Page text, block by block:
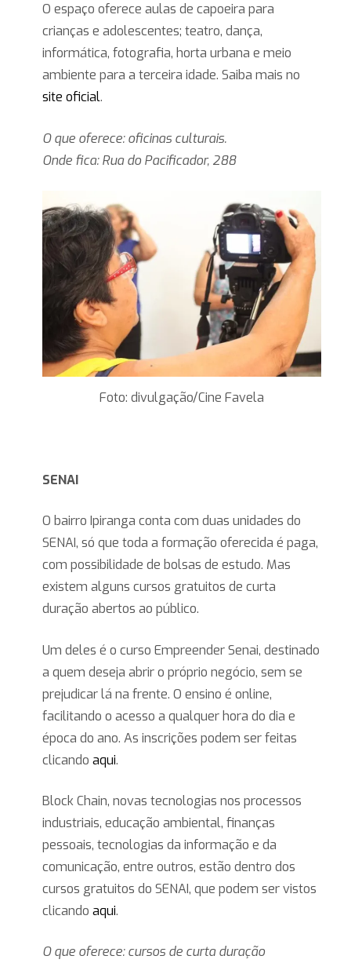
O espaço oferece aulas de capoeira para
crianças e adolescentes; teatro, dança,
informática, fotografia, horta urbana e meio
ambiente para a terceira idade. Saiba mais no
site oficial.
O que oferece: oficinas culturais.
Onde fica: Rua do Pacificador, 288
Foto: divulgação/Cine Favela
SENAI
O bairro Ipiranga conta com duas unidades do
SENAI, só que toda a formação oferecida é paga,
com possibilidade de bolsas de estudo. Mas
existem alguns cursos gratuitos de curta
duração abertos ao público.
Um deles é o curso Empreender Senai, destinado
a quem deseja abrir o próprio negócio, sem se
prejudicar lá na frente. O ensino é online,
facilitando o acesso a qualquer hora do dia e
época do ano. As inscrições podem ser feitas
clicando aqui.
Block Chain, novas tecnologias nos processos
industriais, educação ambiental, finanças
pessoais, tecnologias da informação e da
comunicação, entre outros, estão dentro dos
cursos gratuitos do SENAI, que podem ser vistos
clicando aqui.
O que oferece: cursos de curta duração